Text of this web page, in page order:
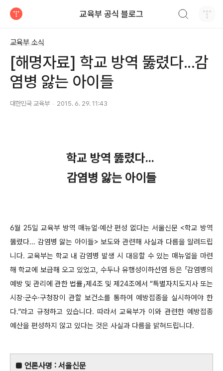
교육부 공식 블로그
교육부 소식
[해명자료] 학교 방역 뚫렸다...감
염병 앓는 아이들
대한민국 교육부 2015. 6. 29. 11:43
학교 방역 뚫렸다...
감염병 앓는 아이들
6월 25일 교육부 방역 매뉴얼·예산 편성 없다는 서울신문 <학교 방역
뚫렸다... 감염병 앓는 아이들> 보도와 관련해 사실과 다름을 알려드립
니다. 교육부는 학교 내 감염병 발생 시 대응할 수 있는 매뉴얼을 마련
해 학교에 보급해 오고 있었고, 수두나 유행성이하선염 등은 「감염병의
예방 및 관리에 관한 법률」제4조 및 제24조에서 “특별자치도지사 또는
시장·군수·구청장이 관할 보건소를 통하여 예방접종을 실시하여야 한
다.”라고 규정하고 있습니다. 따라서 교육부가 이와 관련한 예방접종
예산을 편성하지 않고 있다는 것은 사실과 다름을 밝혀드립니다.
■ 언론사명 : 서울신문